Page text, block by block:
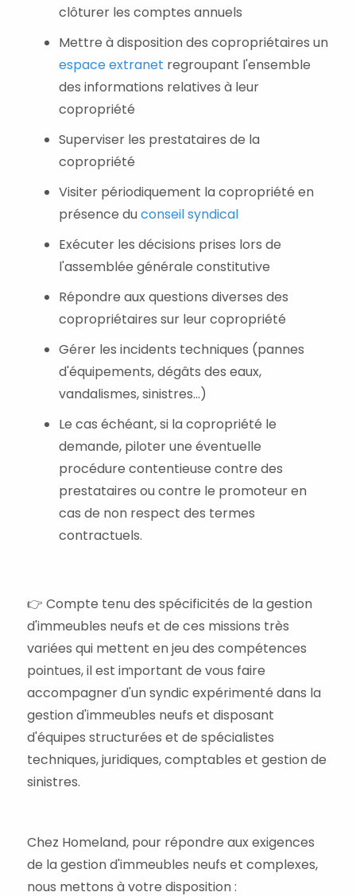
clôturer les comptes annuels
Mettre à disposition des copropriétaires un
espace extranet regroupant l'ensemble
des informations relatives à leur
copropriété
Superviser les prestataires de la
copropriété
Visiter périodiquement la copropriété en
présence duconseil syndical
Exécuter les décisions prises lors de
l'assemblée générale constitutive
Répondre aux questions diverses des
copropriétaires sur leur copropriété
Gérer les incidents techniques (pannes
d'équipements, dégâts des eaux,
vandalismes, sinistres...)
Le cas échéant, si la copropriété le
demande, piloter une éventuelle
procédure contentieuse contre des
prestataires ou contre le promoteur en
cas de non respect des termes
contractuels.
👉 Compte tenu des spécificités de la gestion
d'immeubles neufs et de ces missions très
variées qui mettent en jeu des compétences
pointues, il est important de vous faire
accompagner d'un syndic expérimenté dans la
gestion d'immeubles neufs et disposant
d'équipes structurées et de spécialistes
techniques, juridiques, comptables et gestion de
sinistres.
Chez Homeland, pour répondre aux exigences
de la gestion d'immeubles neufs et complexes,
nous mettons à votre disposition :